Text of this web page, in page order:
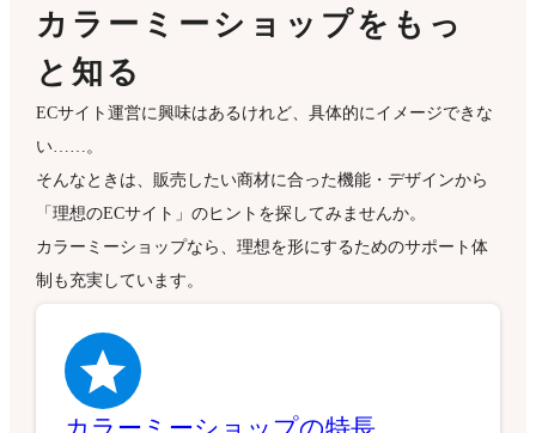
カラーミーショップをもっ
と知る
ECサイト運営に興味はあるけれど、具体的にイメージできな
い……。
そんなときは、販売したい商材に合った機能・デザインから
「理想のECサイト」のヒントを探してみませんか。
カラーミーショップなら、理想を形にするためのサポート体
制も充実しています。